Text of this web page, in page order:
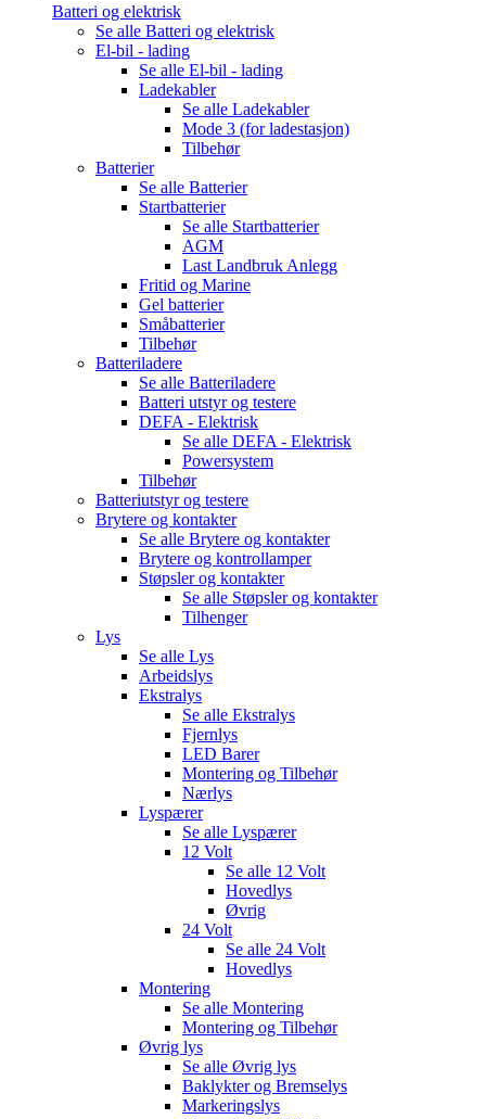
Batteri og elektrisk
Se alle Batteri og elektrisk
El-bil - lading
Se alle El-bil - lading
Ladekabler
Se alle Ladekabler
Mode 3 (for ladestasjon)
Tilbehør
Batterier
Se alle Batterier
Startbatterier
Se alle Startbatterier
AGM
Last Landbruk Anlegg
Fritid og Marine
Gel batterier
Småbatterier
Tilbehør
Batteriladere
Se alle Batteriladere
Batteri utstyr og testere
DEFA - Elektrisk
Se alle DEFA - Elektrisk
Powersystem
Tilbehør
Batteriutstyr og testere
Brytere og kontakter
Se alle Brytere og kontakter
Brytere og kontrollamper
Støpsler og kontakter
Se alle Støpsler og kontakter
Tilhenger
Lys
Se alle Lys
Arbeidslys
Ekstralys
Se alle Ekstralys
Fjernlys
LED Barer
Montering og Tilbehør
Nærlys
Lyspærer
Se alle Lyspærer
12 Volt
Se alle 12 Volt
Hovedlys
Øvrig
24 Volt
Se alle 24 Volt
Hovedlys
Montering
Se alle Montering
Montering og Tilbehør
Øvrig lys
Se alle Øvrig lys
Baklykter og Bremselys
Markeringslys